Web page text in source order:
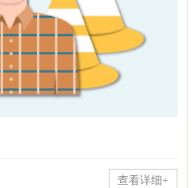
查看详细+